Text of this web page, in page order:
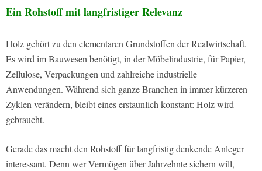
Ein Rohstoff mit langfristiger Relevanz
Holz gehört zu den elementaren Grundstoffen der Realwirtschaft.
Es wird im Bauwesen benötigt, in der Möbelindustrie, für Papier,
Zellulose, Verpackungen und zahlreiche industrielle
Anwendungen. Während sich ganze Branchen in immer kürzeren
Zyklen verändern, bleibt eines erstaunlich konstant: Holz wird
gebraucht.
Gerade das macht den Rohstoff für langfristig denkende Anleger
interessant. Denn wer Vermögen über Jahrzehnte sichern will,